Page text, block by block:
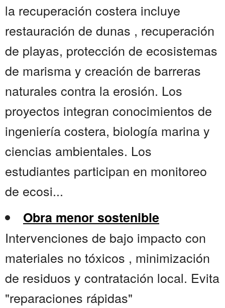
la recuperación costera incluye
restauración de dunas , recuperación
de playas, protección de ecosistemas
de marisma y creación de barreras
naturales contra la erosión. Los
proyectos integran conocimientos de
ingeniería costera, biología marina y
ciencias ambientales. Los
estudiantes participan en monitoreo
de ecosi...
Obra menor sostenible
Intervenciones de bajo impacto con
materiales no tóxicos , minimización
de residuos y contratación local. Evita
"reparaciones rápidas"